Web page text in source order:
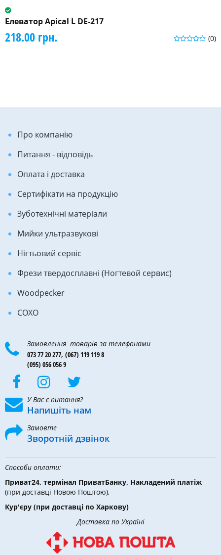
Елеватор Apical L DE-217
(0)
218.00 грн.
Про компанію
Питання - відповідь
Оплата і доставка
Сертифікати на продукцію
Зуботехнічні матеріали
Мийки ультразвукові
Нігтьовий сервіс
Фрези твердосплавні (Ногтевой сервис)
Woodpecker
COXO
Замовлення товарів за телефонами
073 77 20 277, (067) 119 119 8
(095) 056 056 9
У Вас є питання?
Напишіть нам
Замовте
Зворотній дзвінок
Способи оплати:
Приват24, термінал ПриватБанку, Накладений платіж
(при доставці Новою Поштою),
Кур'єру (при доставці по Харкову)
Доставка по Україні